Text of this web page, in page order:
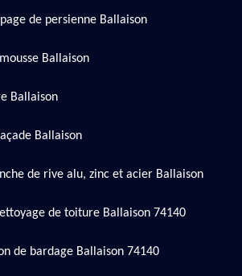
de persienne Ballaison
Ballaison
Ballaison
Ballaison
de rive alu, zinc et acier Ballaison
de toiture Ballaison 74140
de bardage Ballaison 74140